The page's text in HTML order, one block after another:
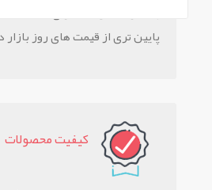
بیشتر محصولات دارای تخفیف
پایین تری از قیمت های روز بازار
کيفيت محصولات